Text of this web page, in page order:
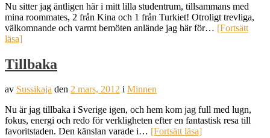
Nu sitter jag äntligen här i mitt lilla studentrum, tillsammans med
mina roommates, 2 från Kina och 1 från Turkiet! Otroligt trevliga,
välkomnande och varmt bemöten anlände jag här för… [Fortsätt
läsa]
Tillbaka
av Sussikaja den 2 mars, 2012 i Minnen
Nu är jag tillbaka i Sverige igen, och hem kom jag full med lugn,
fokus, energi och redo för verkligheten efter en fantastisk resa till
favoritstaden. Den känslan varade i… [Fortsätt läsa]